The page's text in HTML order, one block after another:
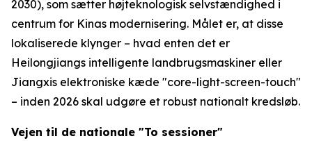
2030), som sætter højteknologisk selvstændighed i
centrum for Kinas modernisering. Målet er, at disse
lokaliserede klynger – hvad enten det er
Heilongjiangs intelligente landbrugsmaskiner eller
Jiangxis elektroniske kæde "core-light-screen-touch"
– inden 2026 skal udgøre et robust nationalt kredsløb.
Vejen til de nationale "To sessioner"